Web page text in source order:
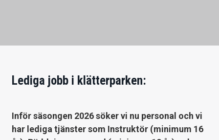
Lediga jobb i klätterparken:
Inför säsongen 2026 söker vi nu personal och vi
har lediga tjänster som Instruktör (minimum 16